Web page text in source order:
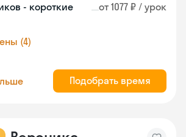
- короткие
от 1077 ₽ / урок
(4)
Подобрать время